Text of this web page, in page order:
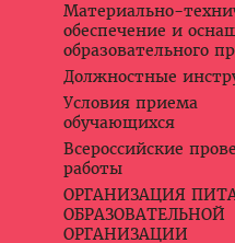
Материально-
обеспечение и
образовательного
Должностные
Условия приема
обучающихся
Всероссийские
работы
ОРГАНИЗАЦИЯ
ОБРАЗОВАТЕЛЬНОЙ
ОРГАНИЗАЦИИ